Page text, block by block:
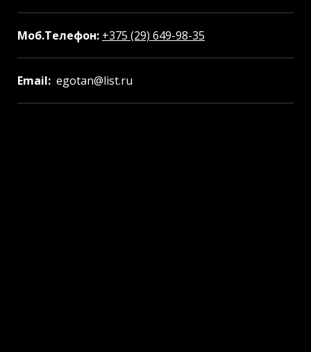
Моб.Телефон: +375 (29) 649-98-35
Email: egotan@list.ru